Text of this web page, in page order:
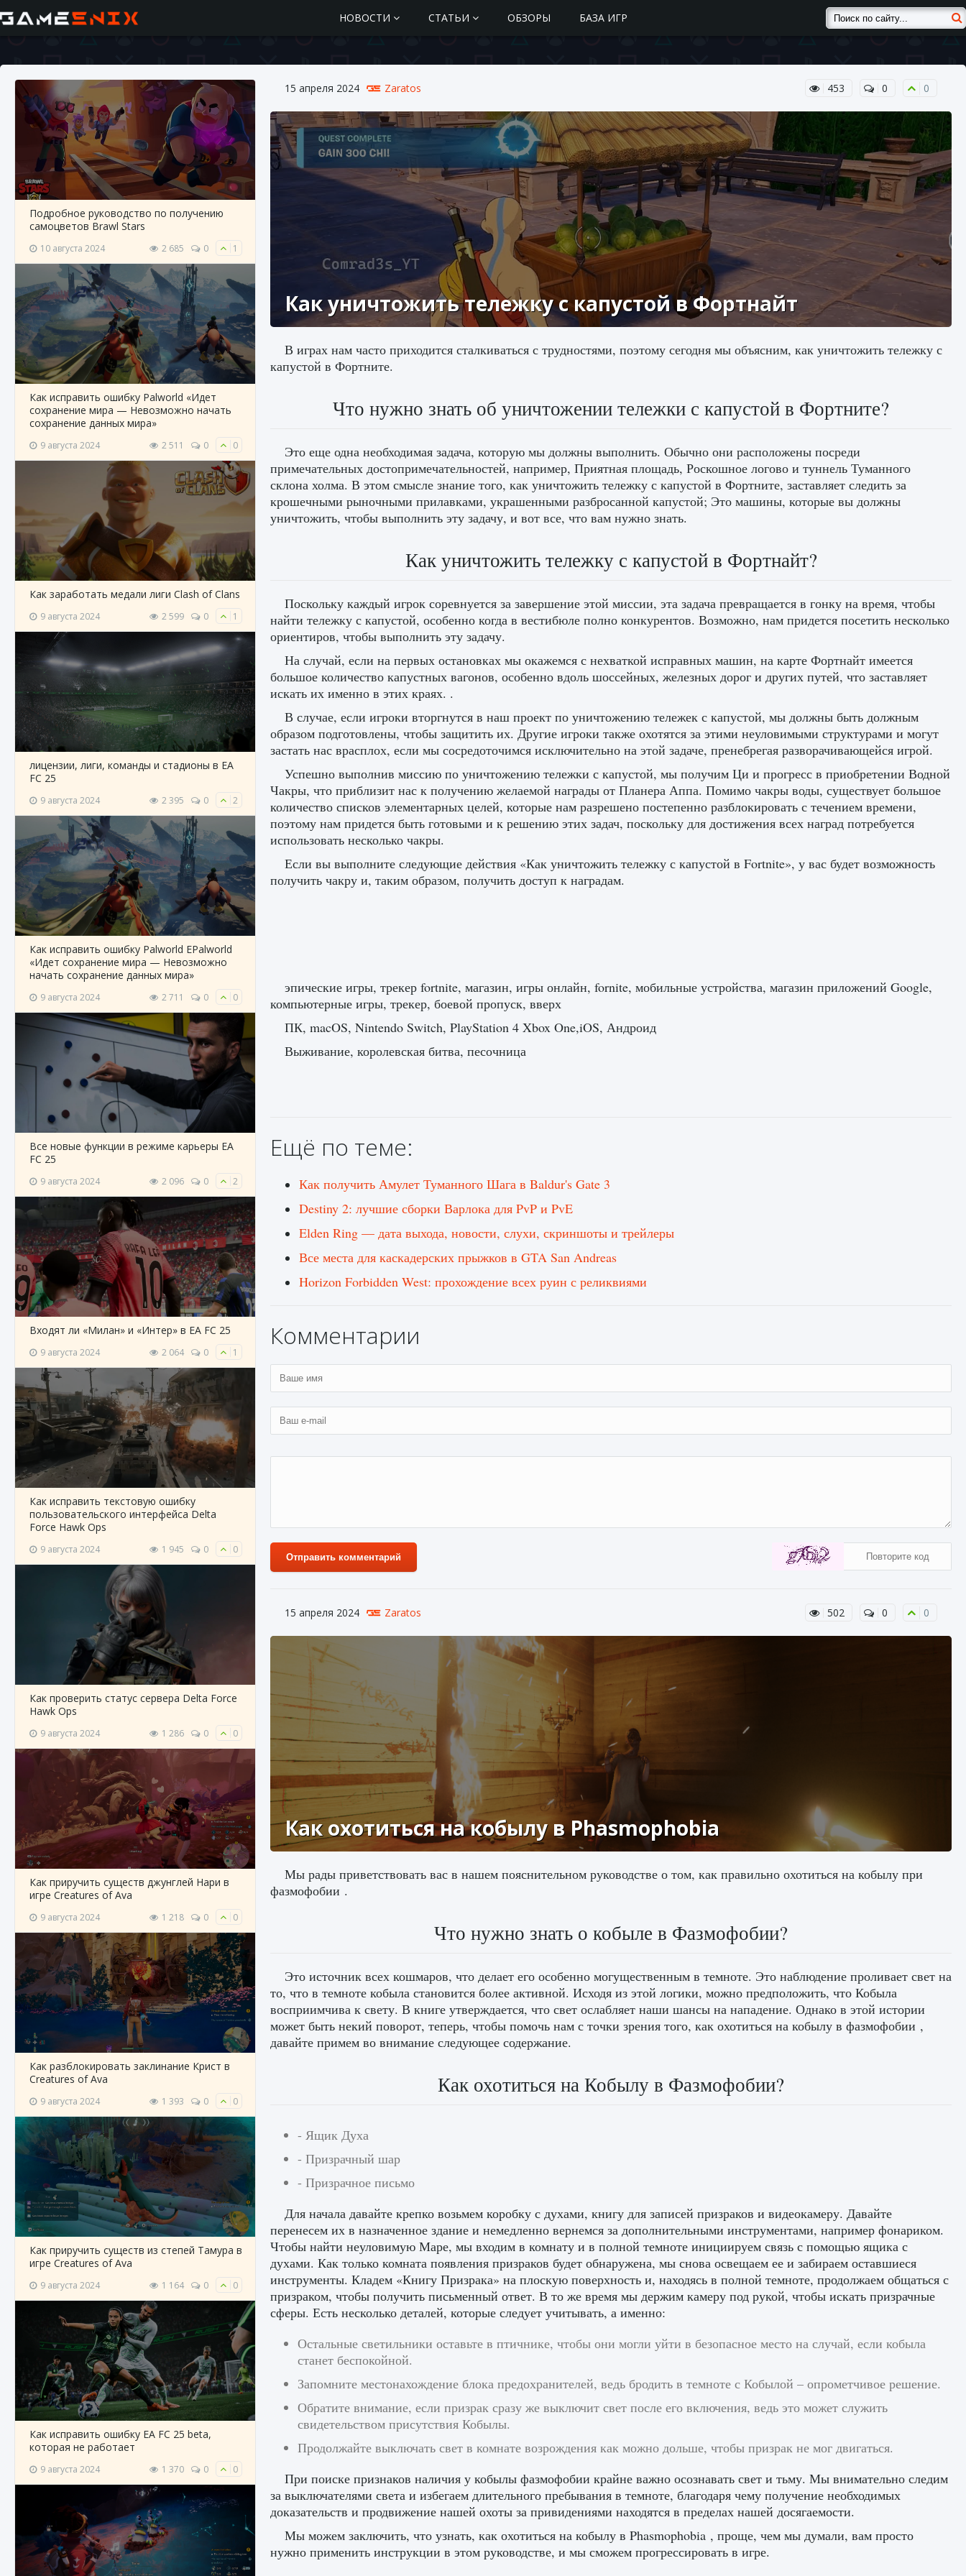
НОВОСТИ СТАТЬИ ОБЗОРЫ БАЗА ИГР
Подробное руководство по получению
самоцветов Brawl Stars
10 августа 2024 2 685 0 1
Как исправить ошибку Palworld «Идет
сохранение мира — Невозможно начать
сохранение данных мира»
9 августа 2024 2 511 0 0
Как заработать медали лиги Clash of Clans
9 августа 2024 2 599 0 1
лицензии, лиги, команды и стадионы в EA
FC 25
9 августа 2024 2 395 0 2
Как исправить ошибку Palworld EPalworld
«Идет сохранение мира — Невозможно
начать сохранение данных мира»
9 августа 2024 2 711 0 0
Все новые функции в режиме карьеры EA
FC 25
9 августа 2024 2 096 0 2
Входят ли «Милан» и «Интер» в EA FC 25
9 августа 2024 2 064 0 1
Как исправить текстовую ошибку
пользовательского интерфейса Delta
Force Hawk Ops
9 августа 2024 1 945 0 0
Как проверить статус сервера Delta Force
Hawk Ops
9 августа 2024 1 286 0 0
Как приручить существ джунглей Нари в
игре Creatures of Ava
9 августа 2024 1 218 0 0
Как разблокировать заклинание Крист в
Creatures of Ava
9 августа 2024 1 393 0 0
Как приручить существ из степей Тамура в
игре Creatures of Ava
9 августа 2024 1 164 0 0
Как исправить ошибку EA FC 25 beta,
которая не работает
9 августа 2024 1 370 0 0
15 апреля 2024 Zaratos 453 0 0
Как уничтожить тележку с капустой в Фортнайт
В играх нам часто приходится сталкиваться с трудностями, поэтому сегодня мы объясним, как уничтожить тележку с
капустой в Фортните.
Что нужно знать об уничтожении тележки с капустой в Фортните?
Это еще одна необходимая задача, которую мы должны выполнить. Обычно они расположены посреди
примечательных достопримечательностей, например, Приятная площадь, Роскошное логово и туннель Туманного
склона холма. В этом смысле знание того, как уничтожить тележку с капустой в Фортните, заставляет следить за
крошечными рыночными прилавками, украшенными разбросанной капустой; Это машины, которые вы должны
уничтожить, чтобы выполнить эту задачу, и вот все, что вам нужно знать.
Как уничтожить тележку с капустой в Фортнайт?
Поскольку каждый игрок соревнуется за завершение этой миссии, эта задача превращается в гонку на время, чтобы
найти тележку с капустой, особенно когда в вестибюле полно конкурентов. Возможно, нам придется посетить несколько
ориентиров, чтобы выполнить эту задачу.
На случай, если на первых остановках мы окажемся с нехваткой исправных машин, на карте Фортнайт имеется
большое количество капустных вагонов, особенно вдоль шоссейных, железных дорог и других путей, что заставляет
искать их именно в этих краях. .
В случае, если игроки вторгнутся в наш проект по уничтожению тележек с капустой, мы должны быть должным
образом подготовлены, чтобы защитить их. Другие игроки также охотятся за этими неуловимыми структурами и могут
застать нас врасплох, если мы сосредоточимся исключительно на этой задаче, пренебрегая разворачивающейся игрой.
Успешно выполнив миссию по уничтожению тележки с капустой, мы получим Ци и прогресс в приобретении Водной
Чакры, что приблизит нас к получению желаемой награды от Планера Аппа. Помимо чакры воды, существует большое
количество списков элементарных целей, которые нам разрешено постепенно разблокировать с течением времени,
поэтому нам придется быть готовыми и к решению этих задач, поскольку для достижения всех наград потребуется
использовать несколько чакры.
Если вы выполните следующие действия «Как уничтожить тележку с капустой в Fortnite», у вас будет возможность
получить чакру и, таким образом, получить доступ к наградам.
эпические игры, трекер fortnite, магазин, игры онлайн, fornite, мобильные устройства, магазин приложений Google,
компьютерные игры, трекер, боевой пропуск, вверх
ПК, macOS, Nintendo Switch, PlayStation 4 Xbox One,iOS, Андроид
Выживание, королевская битва, песочница
Ещё по теме:
Как получить Амулет Туманного Шага в Baldur's Gate 3
Destiny 2: лучшие сборки Варлока для PvP и PvE
Elden Ring — дата выхода, новости, слухи, скриншоты и трейлеры
Все места для каскадерских прыжков в GTA San Andreas
Horizon Forbidden West: прохождение всех руин с реликвиями
Комментарии
Отправить комментарий
15 апреля 2024 Zaratos 502 0 0
Как охотиться на кобылу в Phasmophobia
Мы рады приветствовать вас в нашем пояснительном руководстве о том, как правильно охотиться на кобылу при
фазмофобии .
Что нужно знать о кобыле в Фазмофобии?
Это источник всех кошмаров, что делает его особенно могущественным в темноте. Это наблюдение проливает свет на
то, что в темноте кобыла становится более активной. Исходя из этой логики, можно предположить, что Кобыла
восприимчива к свету. В книге утверждается, что свет ослабляет наши шансы на нападение. Однако в этой истории
может быть некий поворот, теперь, чтобы помочь нам с точки зрения того, как охотиться на кобылу в фазмофобии ,
давайте примем во внимание следующее содержание.
Как охотиться на Кобылу в Фазмофобии?
- Ящик Духа
- Призрачный шар
- Призрачное письмо
Для начала давайте крепко возьмем коробку с духами, книгу для записей призраков и видеокамеру. Давайте
перенесем их в назначенное здание и немедленно вернемся за дополнительными инструментами, например фонариком.
Чтобы найти неуловимую Маре, мы входим в комнату и в полной темноте инициируем связь с помощью ящика с
духами. Как только комната появления призраков будет обнаружена, мы снова освещаем ее и забираем оставшиеся
инструменты. Кладем «Книгу Призрака» на плоскую поверхность и, находясь в полной темноте, продолжаем общаться с
призраком, чтобы получить письменный ответ. В то же время мы держим камеру под рукой, чтобы искать призрачные
сферы. Есть несколько деталей, которые следует учитывать, а именно:
Остальные светильники оставьте в птичнике, чтобы они могли уйти в безопасное место на случай, если кобыла
станет беспокойной.
Запомните местонахождение блока предохранителей, ведь бродить в темноте с Кобылой – опрометчивое решение.
Обратите внимание, если призрак сразу же выключит свет после его включения, ведь это может служить
свидетельством присутствия Кобылы.
Продолжайте выключать свет в комнате возрождения как можно дольше, чтобы призрак не мог двигаться.
При поиске признаков наличия у кобылы фазмофобии крайне важно осознавать свет и тьму. Мы внимательно следим
за выключателями света и избегаем длительного пребывания в темноте, благодаря чему получение необходимых
доказательств и продвижение нашей охоты за привидениями находятся в пределах нашей досягаемости.
Мы можем заключить, что узнать, как охотиться на кобылу в Phasmophobia , проще, чем мы думали, вам просто
нужно применить инструкции в этом руководстве, и мы сможем прогрессировать в игре.